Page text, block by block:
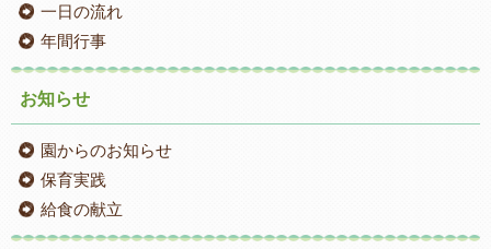
一日の流れ
年間行事
お知らせ
園からのお知らせ
保育実践
給食の献立